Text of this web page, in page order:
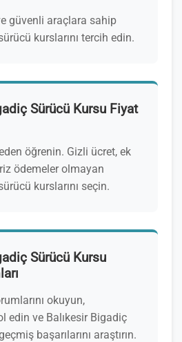
güvenli araçlara sahip
kurslarını tercih edin.
Sürücü Kursu Fiyat
öğrenin. Gizli ücret, ek
ödemeler olmayan
kurslarını seçin.
Sürücü Kursu
okuyun,
edin ve Balıkesir Bigadiç
başarılarını araştırın.